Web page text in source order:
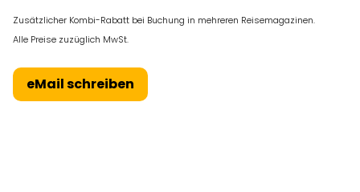
Zusätzlicher Kombi-Rabatt bei Buchung in mehreren Reisemagazinen.
Alle Preise zuzüglich MwSt.
eMail schreiben